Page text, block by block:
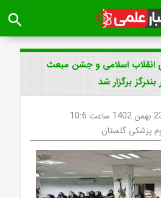
search
انقلاب اسلامی و جشن مبعث
برگزار شد
پزشکی گلستان